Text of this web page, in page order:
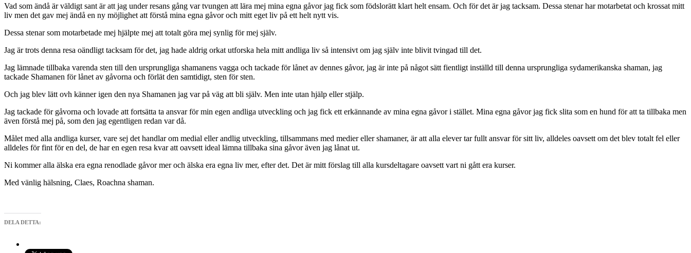
Vad som ändå är väldigt sant är att jag under resans gång var tvungen att lära mej mina egna gåvor jag fick som födslorätt klart helt ensam. Och för det är jag tacksam. Dessa stenar har motarbetat och krossat mitt
liv men det gav mej ändå en ny möjlighet att förstå mina egna gåvor och mitt eget liv på ett helt nytt vis.
Dessa stenar som motarbetade mej hjälpte mej att totalt göra mej synlig för mej själv.
Jag är trots denna resa oändligt tacksam för det, jag hade aldrig orkat utforska hela mitt andliga liv så intensivt om jag själv inte blivit tvingad till det.
Jag lämnade tillbaka varenda sten till den ursprungliga shamanens vagga och tackade för lånet av dennes gåvor, jag är inte på något sätt fientligt inställd till denna ursprungliga sydamerikanska shaman, jag
tackade Shamanen för lånet av gåvorna och förlät den samtidigt, sten för sten.
Och jag blev lätt ovh känner igen den nya Shamanen jag var på väg att bli själv. Men inte utan hjälp eller stjälp.
Jag tackade för gåvorna och lovade att fortsätta ta ansvar för min egen andliga utveckling och jag fick ett erkännande av mina egna gåvor i stället. Mina egna gåvor jag fick slita som en hund för att ta tillbaka men
även förstå mej på, som den jag egentligen redan var då.
Målet med alla andliga kurser, vare sej det handlar om medial eller andlig utveckling, tillsammans med medier eller shamaner, är att alla elever tar fullt ansvar för sitt liv, alldeles oavsett om det blev totalt fel eller
alldeles för fint för en del, de har en egen resa kvar att oavsett ideal lämna tillbaka sina gåvor även jag lånat ut.
Ni kommer alla älska era egna renodlade gåvor mer och älska era egna liv mer, efter det. Det är mitt förslag till alla kursdeltagare oavsett vart ni gått era kurser.
Med vänlig hälsning, Claes, Roachna shaman.
DELA DETTA: